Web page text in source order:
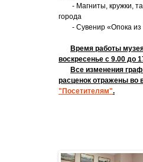
- Магниты, кружки,
города
- Сувенир «Опока из
Время работы
воскресенье с 9.00 до
Все изменения
расценок отражены во
"Посетителям".